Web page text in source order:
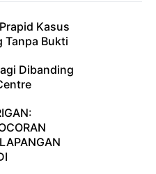
Kasus
Tanpa Bukti
Dibanding